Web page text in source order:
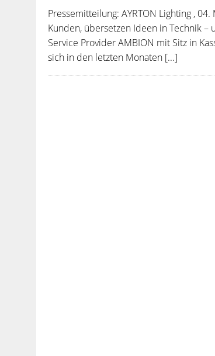
Pressemitteilung: AYRTON Lighting ,
Kunden, übersetzen Ideen in Technik
Service Provider AMBION mit Sitz in
sich in den letzten Monaten [...]